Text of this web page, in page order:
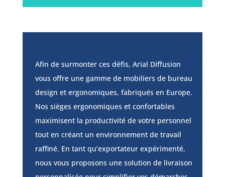
Afin de surmonter ces défis, Arial Diffusion
vous offre une gamme de mobiliers de bureau
design et ergonomiques, fabriqués en Europe.
Nos sièges ergonomiques et confortables
maximisent la productivité de votre personnel
tout en créant un environnement de travail
raffiné. En tant qu’exportateur expérimenté,
nous vous proposons une solution de livraison